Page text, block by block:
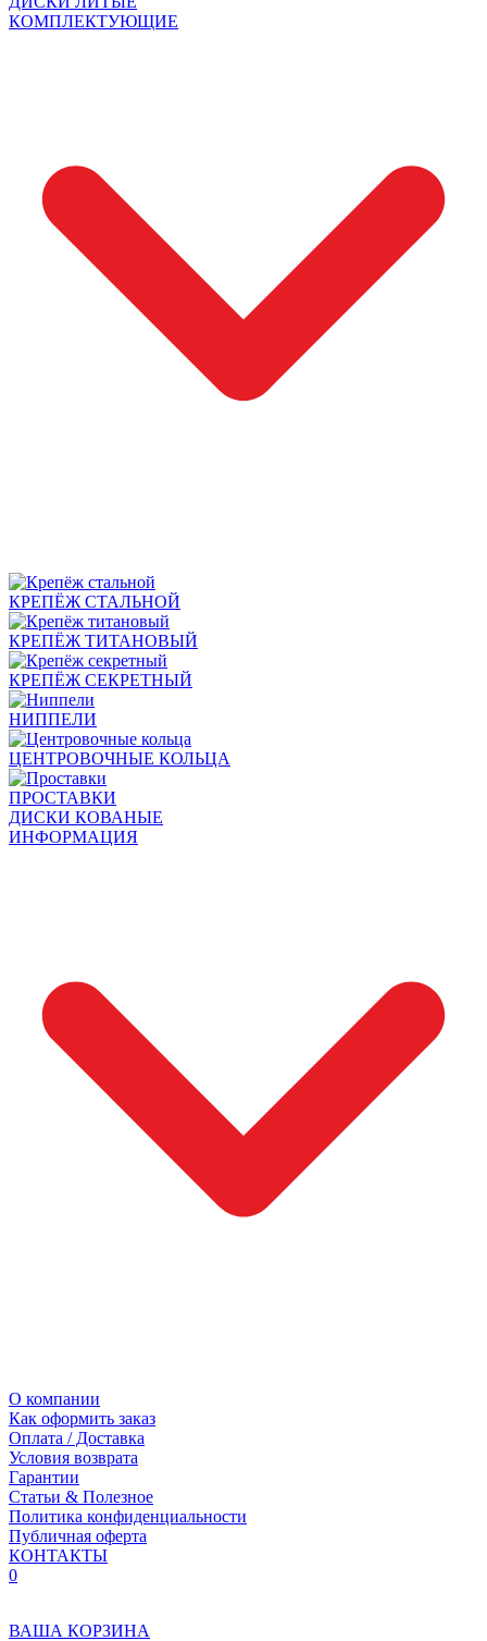
КОМПЛЕКТУЮЩИЕ
КРЕПЁЖ СТАЛЬНОЙ
КРЕПЁЖ ТИТАНОВЫЙ
КРЕПЁЖ СЕКРЕТНЫЙ
НИППЕЛИ
ЦЕНТРОВОЧНЫЕ КОЛЬЦА
ПРОСТАВКИ
ДИСКИ КОВАНЫЕ
ИНФОРМАЦИЯ
О компании
Как оформить заказ
Оплата / Доставка
Условия возврата
Гарантии
Статьи & Полезное
Политика конфиденциальности
Публичная оферта
КОНТАКТЫ
0
ВАША КОРЗИНА